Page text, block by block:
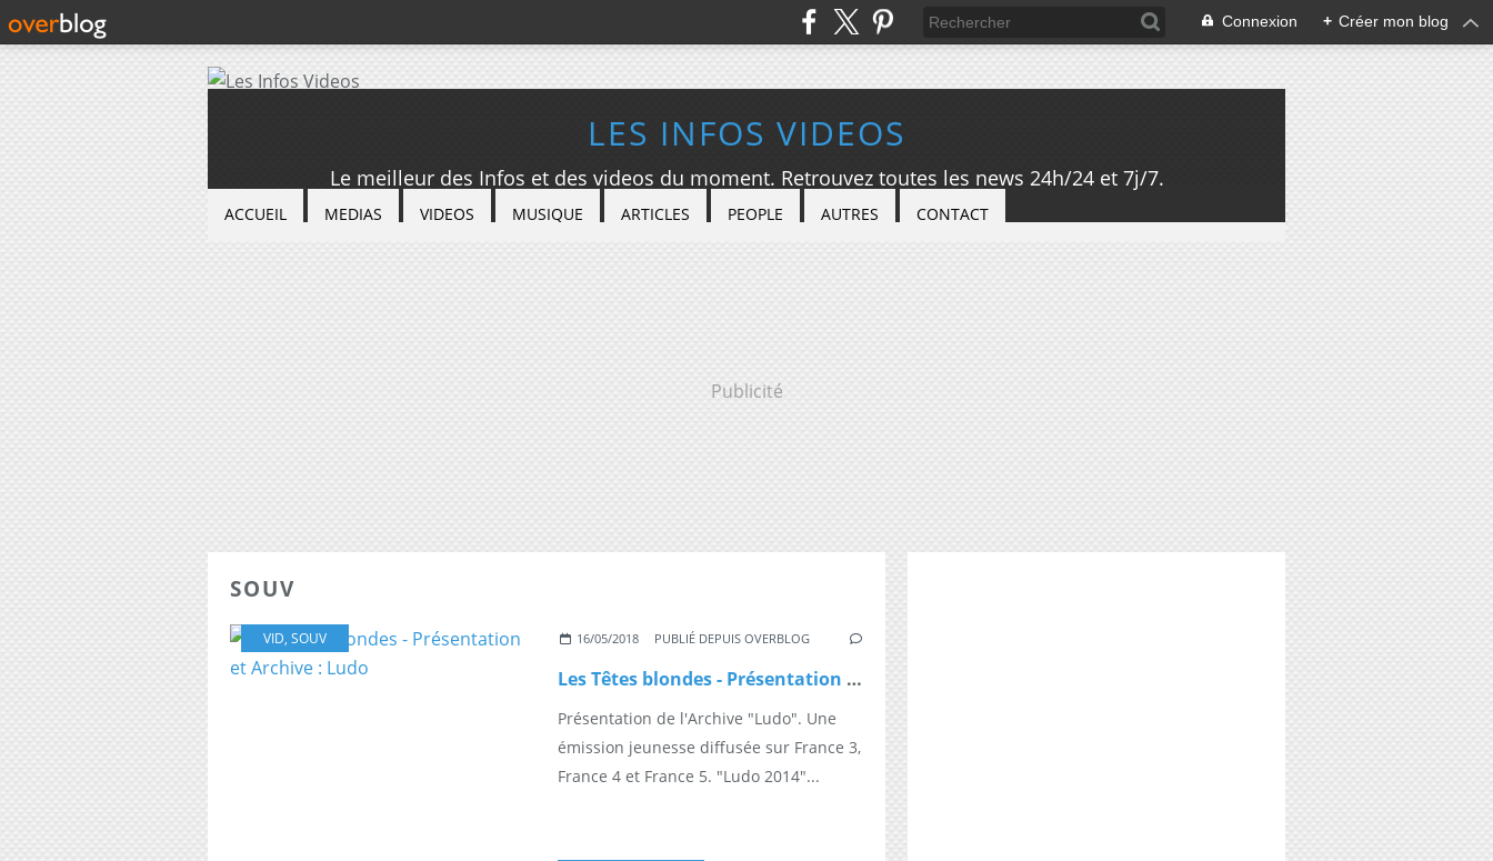
Connexion + Créer mon blog
LES INFOS VIDEOS
Le meilleur des Infos et des videos du moment. Retrouvez toutes les news 24h/24 et 7j/7.
ACCUEIL MEDIAS VIDEOS MUSIQUE ARTICLES PEOPLE AUTRES CONTACT
Publicité
SOUV
VID, SOUV 16/05/2018 PUBLIÉ DEPUIS OVERBLOG
Les Têtes blondes - Présentation et Archive : Ludo
Présentation de l'Archive "Ludo". Une
émission jeunesse diffusée sur France 3,
France 4 et France 5. "Ludo 2014"...